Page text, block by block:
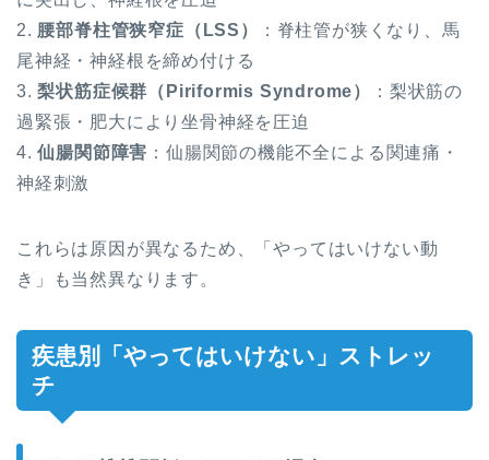
2. 腰部脊柱管狭窄症（LSS）
：脊柱管が狭くなり、馬
尾神経・神経根を締め付ける
3.梨状筋症候群（Piriformis Syndrome）
：梨状筋の
過緊張・肥大により坐骨神経を圧迫
4.仙腸関節障害 ：仙腸関節の機能不全による関連痛・
神経刺激
これらは原因が異なるため、「やってはいけない動
き」も当然異なります。
疾患別「やってはいけない」ストレッ
チ